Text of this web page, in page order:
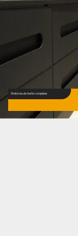
Reforma de baño completa